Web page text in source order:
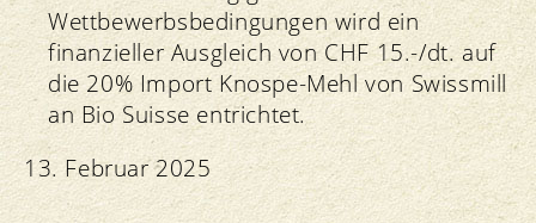
Wettbewerbsbedingungen wird ein
finanzieller Ausgleich von CHF 15.-/dt. auf
die 20% Import Knospe-Mehl von Swissmill
an Bio Suisse entrichtet.
13. Februar 2025